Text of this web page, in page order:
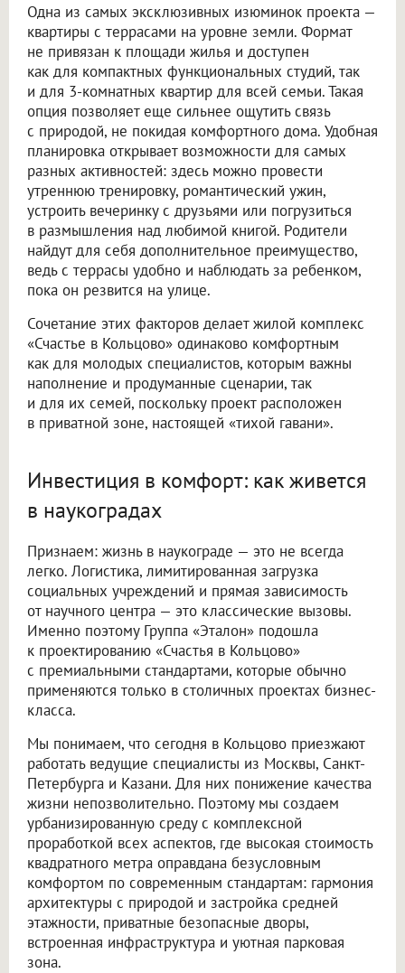
Одна из самых эксклюзивных изюминок проекта —
квартиры с террасами на уровне земли. Формат
не привязан к площади жилья и доступен
как для компактных функциональных студий, так
и для 3-комнатных квартир для всей семьи. Такая
опция позволяет еще сильнее ощутить связь
с природой, не покидая комфортного дома. Удобная
планировка открывает возможности для самых
разных активностей: здесь можно провести
утреннюю тренировку, романтический ужин,
устроить вечеринку с друзьями или погрузиться
в размышления над любимой книгой. Родители
найдут для себя дополнительное преимущество,
ведь с террасы удобно и наблюдать за ребенком,
пока он резвится на улице.
Сочетание этих факторов делает жилой комплекс
«Счастье в Кольцово» одинаково комфортным
как для молодых специалистов, которым важны
наполнение и продуманные сценарии, так
и для их семей, поскольку проект расположен
в приватной зоне, настоящей «тихой гавани».
Инвестиция в комфорт: как живется
в наукоградах
Признаем: жизнь в наукограде — это не всегда
легко. Логистика, лимитированная загрузка
социальных учреждений и прямая зависимость
от научного центра — это классические вызовы.
Именно поэтому Группа «Эталон» подошла
к проектированию «Счастья в Кольцово»
с премиальными стандартами, которые обычно
применяются только в столичных проектах бизнес-
класса.
Мы понимаем, что сегодня в Кольцово приезжают
работать ведущие специалисты из Москвы, Санкт-
Петербурга и Казани. Для них понижение качества
жизни непозволительно. Поэтому мы создаем
урбанизированную среду с комплексной
проработкой всех аспектов, где высокая стоимость
квадратного метра оправдана безусловным
комфортом по современным стандартам: гармония
архитектуры с природой и застройка средней
этажности, приватные безопасные дворы,
встроенная инфраструктура и уютная парковая
зона.